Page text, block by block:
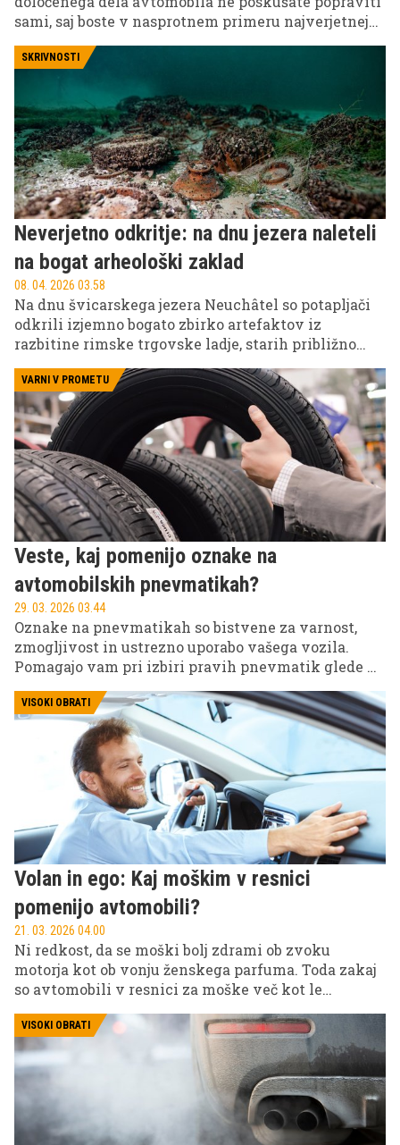
sami, saj boste v nasprotnem primeru najverjetneje
SKRIVNOSTI
Neverjetno odkritje: na dnu jezera naleteli
na bogat arheološki zaklad
08. 04. 2026 03.58
Na dnu švicarskega jezera Neuchâtel so potapljači
odkrili izjemno bogato zbirko artefaktov iz
razbitine rimske trgovske ladje, starih približno
olje, meči gladius ter številna druga orodja in
posode, ki strokovnjakom ponujajo edinstven
vpogled v življenje in trgovino starega Rima v
osrčju Evrope.
VARNI V PROMETU
Veste, kaj pomenijo oznake na
avtomobilskih pnevmatikah?
29. 03. 2026 03.44
Oznake na pnevmatikah so bistvene za varnost,
zmogljivost in ustrezno uporabo vašega vozila.
Pomagajo vam pri izbiri pravih pnevmatik glede na
sledi pregled najpomembnejših oznak, ki jih najdete
na pnevmatikah, in njihov pomen.
VISOKI OBRATI
Volan in ego: Kaj moškim v resnici
pomenijo avtomobili?
21. 03. 2026 04.00
Ni redkost, da se moški bolj zdrami ob zvoku
motorja kot ob vonju ženskega parfuma. Toda zakaj
so avtomobili v resnici za moške več kot le
zvoku ali gre za nekaj globljega, morda celo
osebnega?
VISOKI OBRATI